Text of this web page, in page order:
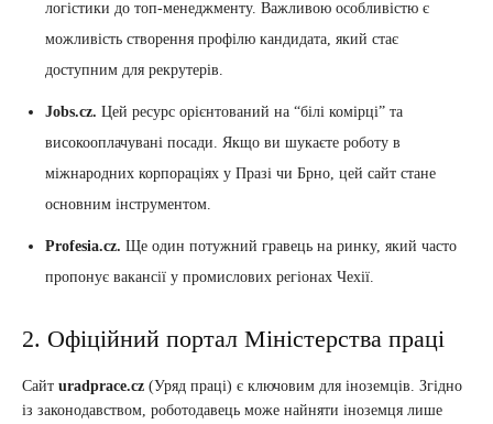
логістики до топ-менеджменту. Важливою особливістю є
можливість створення профілю кандидата, який стає
доступним для рекрутерів.
Jobs.cz. Цей ресурс орієнтований на “білі комірці” та
високооплачувані посади. Якщо ви шукаєте роботу в
міжнародних корпораціях у Празі чи Брно, цей сайт стане
основним інструментом.
Profesia.cz. Ще один потужний гравець на ринку, який часто
пропонує вакансії у промислових регіонах Чехії.
2. Офіційний портал Міністерства праці
Сайт uradprace.cz (Уряд праці) є ключовим для іноземців. Згідно
із законодавством, роботодавець може найняти іноземця лише